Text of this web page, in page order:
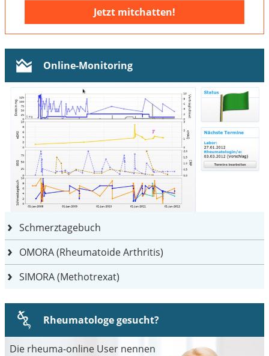
Jetzt mitchatten!
Online-Monitoring
Schmerztagebuch
OMORA (Rheumatoide Arthritis)
SIMORA (Methotrexat)
Rheumatologe gesucht?
Die rheuma-online User nennen